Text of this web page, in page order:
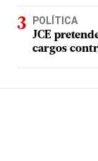
POLÍTICA
JCE
cargos